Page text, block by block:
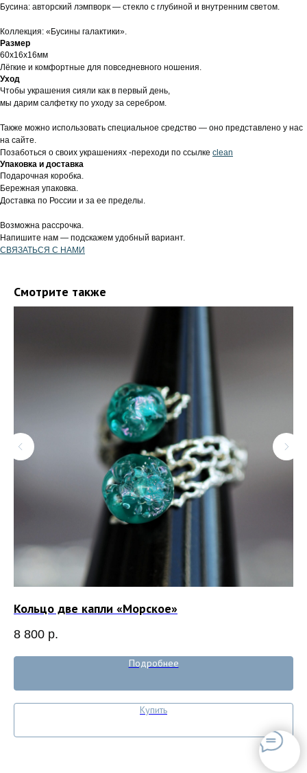
Бусина: авторский лэмпворк — стекло с глубиной и внутренним светом.
Коллекция: «Бусины галактики».
Размер
60х16х16мм
Лёгкие и комфортные для повседневного ношения.
Уход
Чтобы украшения сияли как в первый день,
мы дарим салфетку по уходу за серебром.
Также можно использовать специальное средство — оно представлено у нас
на сайте.
Позаботься о своих украшениях -переходи по ссылке clean
Упаковка и доставка
Подарочная коробка.
Бережная упаковка.
Доставка по России и за ее пределы.
Возможна рассрочка.
Напишите нам — подскажем удобный вариант.
СВЯЗАТЬСЯ С НАМИ
Смотрите также
Кольцо две капли «Морское»
8 800 р.
Подробнее
Купить